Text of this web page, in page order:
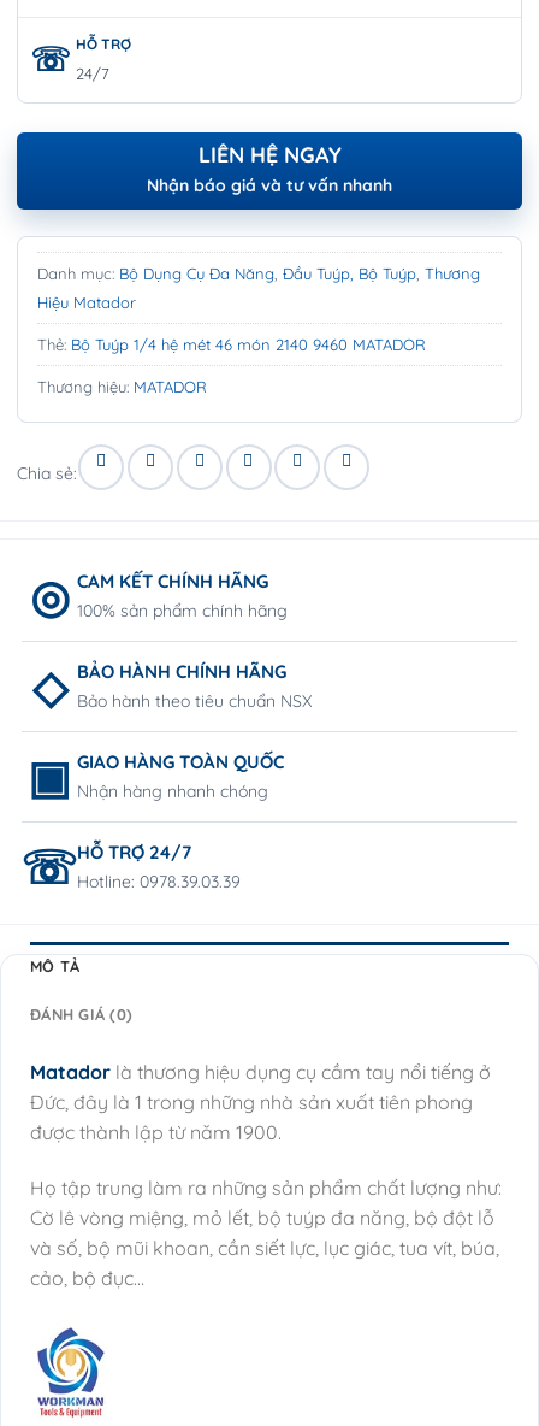
HỖ TRỢ
24/7
LIÊN HỆ NGAY
Nhận báo giá và tư vấn nhanh
Danh mục: Bộ Dụng Cụ Đa Năng Đầu Tuýp, Bộ Tuýp Thương
Hiệu Matador
Thẻ: Bộ Tuýp 1/4 hệ mét 46 món 2140 9460 MATADOR
Thương hiệu: MATADOR
Chia sẻ:
CAM KẾT CHÍNH HÃNG
100% sản phẩm chính hãng
BẢO HÀNH CHÍNH HÃNG
Bảo hành theo tiêu chuẩn NSX
GIAO HÀNG TOÀN QUỐC
Nhận hàng nhanh chóng
HỖ TRỢ 24/7
Hotline: 0978.39.03.39
MÔ TẢ
ĐÁNH GIÁ (0)
Matador là thương hiệu dụng cụ cầm tay nổi tiếng ở
Đức, đây là 1 trong những nhà sản xuất tiên phong
được thành lập từ năm 1900.
Họ tập trung làm ra những sản phẩm chất lượng như:
Cờ lê vòng miệng, mỏ lết, bộ tuýp đa năng, bộ đột lỗ
và số, bộ mũi khoan, cần siết lực, lục giác, tua vít, búa,
cảo, bộ đục…